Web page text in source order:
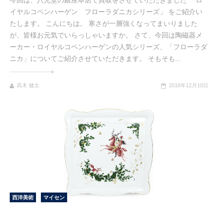
イヤルコペンハーゲン フローラダニカシリーズ」 をご紹介い
たします。 こんにちは。 寒さが一層強くなってまいりました
が、皆様お元気でいらっしゃいますか。 さて、今回は陶磁器メ
ーカー・ロイヤルコペンハーゲンの人気シリーズ、「フローラダ
ニカ」についてご紹介させていただきます。 そもそも...
高木 健太 2016年12月10日
西洋美術 マイセン